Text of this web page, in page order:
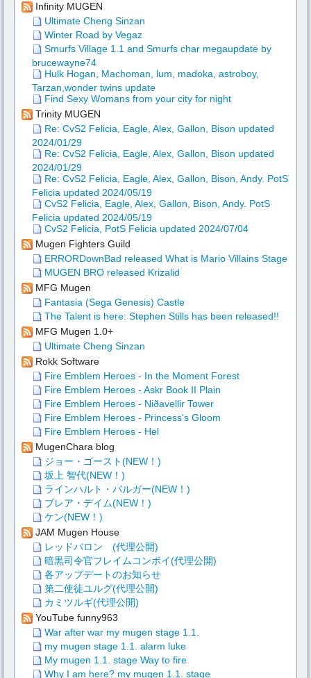
Infinity MUGEN
Ultimate Cheng Sinzan
Winter Road by Vegaz
Smurfs Village 1.1 and Smurfs char megaupdate by
brucewayne74
Hulk Hogan, Machoman, lum, madoka, astroboy,
Tarzan,wonder twins update
Find Sexy Womans from your city for night
Trinity MUGEN
Re: CvS2 Felicia, Eagle, Alex, Gallon, Bison updated
2024/01/29
Re: CvS2 Felicia, Eagle, Alex, Gallon, Bison updated
2024/01/29
Re: CvS2 Felicia, Eagle, Alex, Gallon, Bison, Andy. PotS
Felicia updated 2024/05/19
CvS2 Felicia, Eagle, Alex, Gallon, Bison, Andy. PotS
Felicia updated 2024/05/19
CvS2 Felicia, PotS Felicia updated 2024/07/04
Mugen Fighters Guild
ERRORDownBad released What is Mario Villains Stage
MUGEN BRO released Krizalid
MFG Mugen
Fantasia (Sega Genesis) Castle
The Talent is here: Stephen Stills has been released!!
MFG Mugen 1.0+
Ultimate Cheng Sinzan
Rokk Software
Fire Emblem Heroes - In the Moment Forest
Fire Emblem Heroes - Askr Book II Plain
Fire Emblem Heroes - Niðavellir Tower
Fire Emblem Heroes - Princess's Gloom
Fire Emblem Heroes - Hel
MugenChara blog
ジョー・ゴースト(NEW！)
坂上 智代(NEW！)
ラインハルト・バルガー(NEW！)
ブレア・デイム(NEW！)
ケン(NEW！)
JAM Mugen House
レッドバロン (代理公開)
暗黒司令官フレイムコンボイ(代理公開)
各アップデートのお知らせ
第二使徒ユルグ(代理公開)
カミツルギ(代理公開)
YouTube funny963
War after war my mugen stage 1.1.
my mugen stage 1.1. alarm luke
My mugen 1.1. stage Way to fire
Why I am here? my mugen 1.1. stage